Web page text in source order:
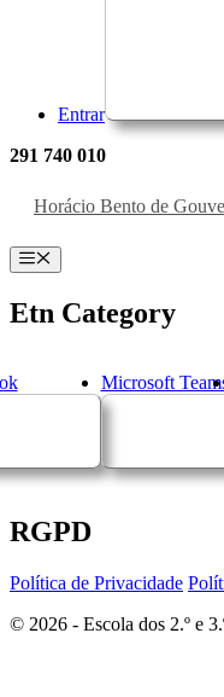
Entrar
291 740
Horácio Bento de
Menu
Etn Category
Microsoft
RGPD
Política de Privacidade
© 2026 - Escola dos 2.º e